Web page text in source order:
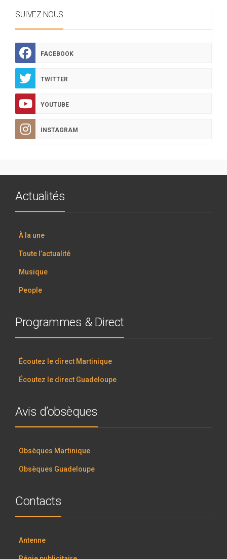
SUIVEZ NOUS
FACEBOOK
TWITTER
YOUTUBE
INSTAGRAM
Actualités
À la une
Toute l’actualité
Musique
People
Programmes & Direct
Écoutez le direct Martinique
Écoutez le direct Guadeloupe
Avis d’obsèques
Obsèques Martinique
Obsèques Guadeloupe
Contacts
Antenne